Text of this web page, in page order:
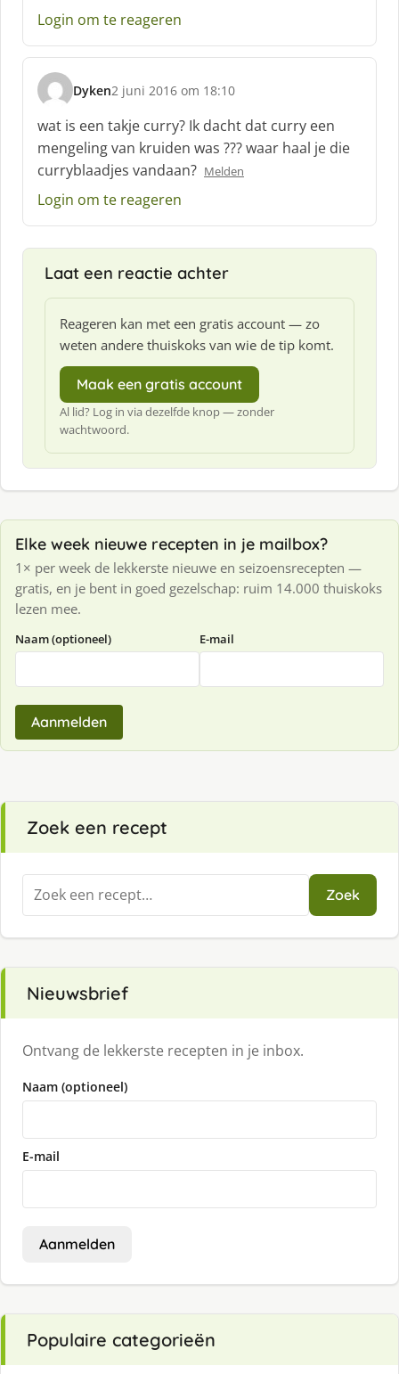
Login om te reageren
Dyken
s
h
r
e
e
:
2 juni 2016 om 18:10
wat is een takje curry? Ik dacht dat curry een
mengeling van kruiden was ??? waar haal je die
curryblaadjes vandaan? Melden
Login om te reageren
Laat een reactie achter
Reageren kan met een gratis account — zo
weten andere thuiskoks van wie de tip komt.
Maak een gratis account
Al lid? Log in via dezelfde knop — zonder
wachtwoord.
Elke week nieuwe recepten in je mailbox?
1× per week de lekkerste nieuwe en seizoensrecepten —
gratis, en je bent in goed gezelschap: ruim 14.000 thuiskoks
lezen mee.
Naam (optioneel) E-mail
Aanmelden
Zoek een recept
Zoeken
naar:
Zoek
Nieuwsbrief
Ontvang de lekkerste recepten in je inbox.
Naam (optioneel)
E-mail
Aanmelden
Populaire categorieën